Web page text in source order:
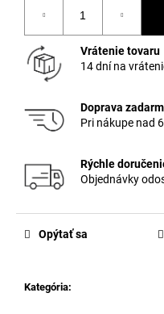
cena:
Vrátenie tovaru
14 dní na
Doprava
Pri nákupe nad
Rýchle
Objednávky
Kategória:
Opýtať sa